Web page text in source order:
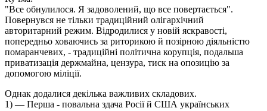
"Все обнулилося. Я задоволений, що все повертається".
Повернувся не тільки традиційний олігархічний
авторитарний режим. Відродилися у новій яскравості,
попередньо ховаючись за риторикою й позірною діяльністю
помаранчевих, - традиційні політична корупція, подальша
приватизація держмайна, цензура, тиск на опозицію за
допомогою міліції.
Однак додалися декілька важливих складових.
1) — Перша - повальна здача Росії й США українських